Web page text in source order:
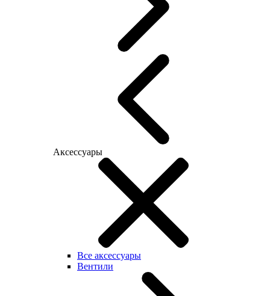
Аксессуары
Все аксессуары
Вентили